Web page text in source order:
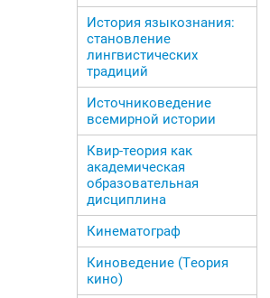
История языкознания:
становление
лингвистических
традиций
Источниковедение
всемирной истории
Квир-теория как
академическая
образовательная
дисциплина
Кинематограф
Киноведение (Теория
кино)